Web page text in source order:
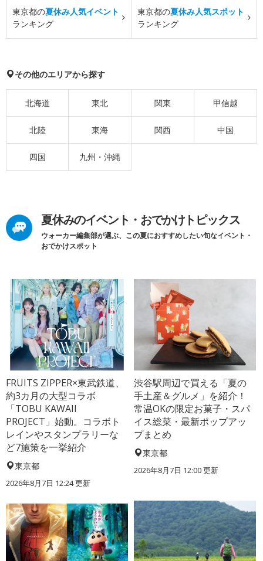
東京都の夏休み人気イベント
ランキング
東京都の夏休み人気スポット
ランキング
その他のエリアから探す
北海道 東北 関東 甲信越
北陸 東海 関西 中国
四国 九州・沖縄
夏休みのイベント・おでかけトピックス
ウォーカー編集部が選ぶ、この夏におすすめしたい旬なイベント・
おでかけスポット
FRUITS ZIPPER×東武鉄道、
約3カ月の大型コラボ
「TOBU KAWAII
PROJECT」始動。コラボト
レインやスタンプラリーな
ど7施策を一挙紹介
東京都
2026年8月7日 12:24更新
渋谷駅周辺で買える「夏の
手土産＆グルメ」を紹介！
常温OKの限定お菓子・スパ
イス総菜・最新ポップアッ
プまとめ
東京都
2026年8月7日 12:00更新